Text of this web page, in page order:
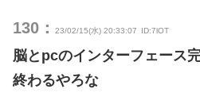
130： 23/02/15(水) 20:33:07 ID:7lOT
脳とpcのインターフェース
終わるやろな